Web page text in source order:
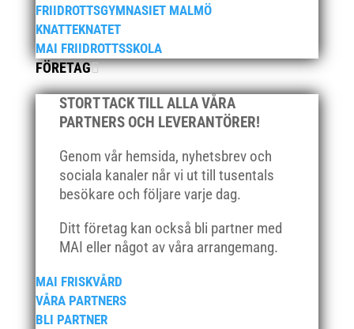
FRIIDROTTSGYMNASIET MALMÖ
KNATTEKNATET
MAI FRIIDROTTSSKOLA
FÖRETAG
STORT TACK TILL ALLA VÅRA
PARTNERS OCH LEVERANTÖRER!
Genom vår hemsida, nyhetsbrev och
sociala kanaler når vi ut till tusentals
besökare och följare varje dag.
Ditt företag kan också bli partner med
MAI eller något av våra arrangemang.
MAI FRISKVÅRD
VÅRA PARTNERS
BLI PARTNER
december 2021
november 2021
oktober 2021
september 2021
juni 2021
maj 2021
april 2021
mars 2021
februari 2021
december 2020
november 2020
september 2020
augusti 2020